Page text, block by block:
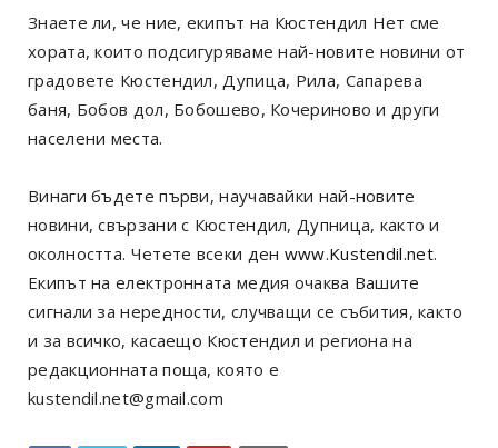
Знаете ли, че ние, екипът на Кюстендил Нет сме
хората, които подсигуряваме най-новите новини от
градовете Кюстендил, Дупица, Рила, Сапарева
баня, Бобов дол, Бобошево, Кочериново и други
населени места.
Винаги бъдете първи, научавайки най-новите
новини, свързани с Кюстендил, Дупница, както и
околността. Четете всеки ден www.Kustendil.net.
Екипът на електронната медия очаква Вашите
сигнали за нередности, случващи се събития, както
и за всичко, касаещо Кюстендил и региона на
редакционната поща, която е
kustendil.net@gmail.com